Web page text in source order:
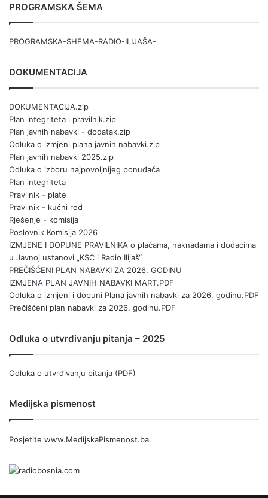
PROGRAMSKA ŠEMA
PROGRAMSKA-SHEMA-RADIO-ILIJAŠA-
DOKUMENTACIJA
DOKUMENTACIJA.zip
Plan integriteta i pravilnik.zip
Plan javnih nabavki - dodatak.zip
Odluka o izmjeni plana javnih nabavki.zip
Plan javnih nabavki 2025.zip
Odluka o izboru najpovoljnijeg ponuđača
Plan integriteta
Pravilnik - plate
Pravilnik - kućni red
Rješenje - komisija
Poslovnik Komisija 2026
IZMJENE I DOPUNE PRAVILNIKA o plaćama, naknadama i dodacima
u Javnoj ustanovi „KSC i Radio Ilijaš“
PREČIŠĆENI PLAN NABAVKI ZA 2026. GODINU
IZMJENA PLAN JAVNIH NABAVKI MART.PDF
Odluka o izmjeni i dopuni Plana javnih nabavki za 2026. godinu.PDF
Prečišćeni plan nabavki za 2026. godinu.PDF
Odluka o utvrđivanju pitanja – 2025
Odluka o utvrđivanju pitanja (PDF)
Medijska pismenost
Posjetite www.MedijskaPismenost.ba.